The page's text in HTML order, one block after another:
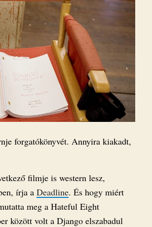
forgatókönyvét. Annyira kiakadt,
filmje is western lesz,
írja a Deadline. És hogy miért
meg a Hateful Eight
között volt a Django elszabadul